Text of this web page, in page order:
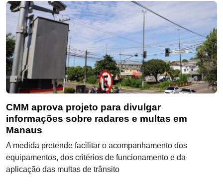
CMM aprova projeto para divulgar
informações sobre radares e multas em
Manaus
A medida pretende facilitar o acompanhamento dos
equipamentos, dos critérios de funcionamento e da
aplicação das multas de trânsito